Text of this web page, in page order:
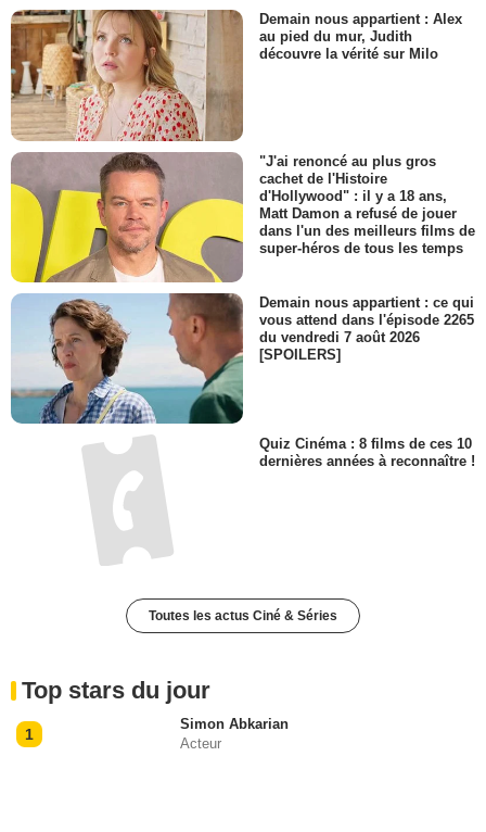
Demain nous appartient : Alex
au pied du mur, Judith
découvre la vérité sur Milo
"J'ai renoncé au plus gros
cachet de l'Histoire
d'Hollywood" : il y a 18 ans,
Matt Damon a refusé de jouer
dans l'un des meilleurs films de
super-héros de tous les temps
Demain nous appartient : ce qui
vous attend dans l'épisode 2265
du vendredi 7 août 2026
[SPOILERS]
Quiz Cinéma : 8 films de ces 10
dernières années à reconnaître !
Toutes les actus Ciné & Séries
Top stars du jour
1
Simon Abkarian
Acteur